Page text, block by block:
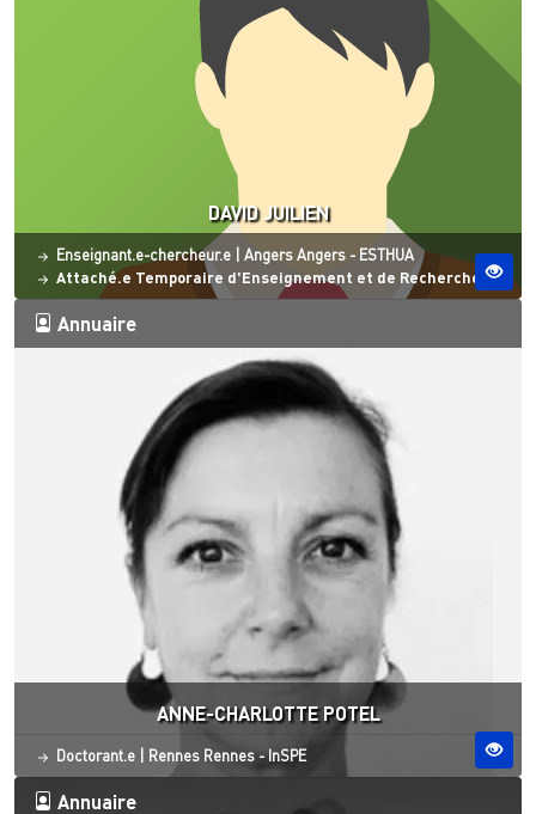
DAVID JUILIEN
Statut
Enseignant.e-chercheur.e Site ESO
AngersAngers - ESTHUA
Attaché.e Temporaire d'Enseignement et de Recherche
Annuaire
ANNE-CHARLOTTE POTEL
Statut
Doctorant.e Site ESO
Rennes Rennes - InSPE
Annuaire